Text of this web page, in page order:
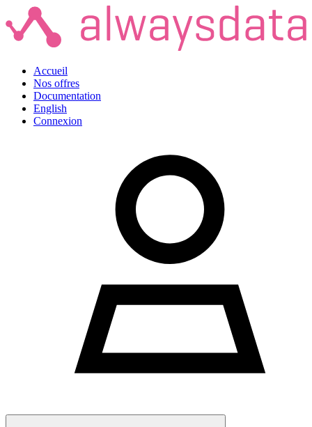
Accueil
Nos offres
Documentation
English
Connexion